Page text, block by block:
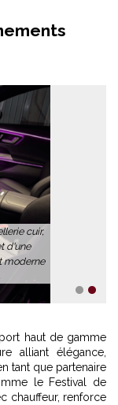
cuir,
d'une
moderne
haut de gamme
alliant élégance,
tant que partenaire
le Festival de
chauffeur, renforce